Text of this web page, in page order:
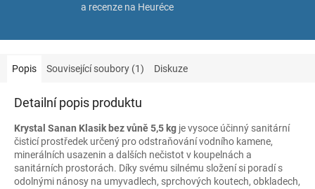
a recenze na Heuréce
Popis Související soubory (1) Diskuze
Detailní popis produktu
Krystal Sanan Klasik bez vůně 5,5 kg je vysoce účinný sanitární
čisticí prostředek určený pro odstraňování vodního kamene,
minerálních usazenin a dalších nečistot v koupelnách a
sanitárních prostorách. Díky svému silnému složení si poradí s
odolnými nánosy na umyvadlech, sprchových koutech, obkladech,